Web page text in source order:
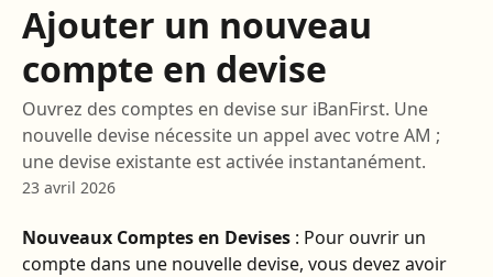
Ajouter un nouveau
compte en devise
Ouvrez des comptes en devise sur iBanFirst. Une
nouvelle devise nécessite un appel avec votre AM ;
une devise existante est activée instantanément.
23 avril 2026
Nouveaux Comptes en Devises : Pour ouvrir un
compte dans une nouvelle devise, vous devez avoir